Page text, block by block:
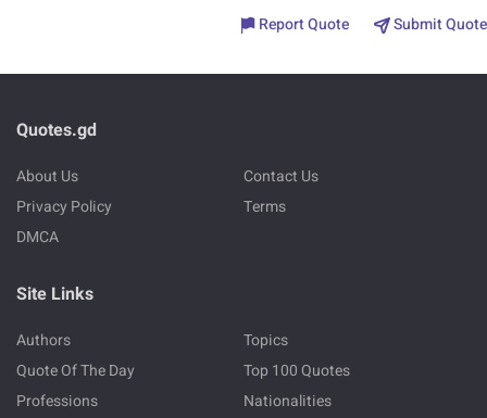
Report Quote Submit Quote
Quotes.gd
About Us
Contact Us
Privacy Policy
Terms
DMCA
Site Links
Authors
Topics
Quote Of The Day
Top 100 Quotes
Professions
Nationalities